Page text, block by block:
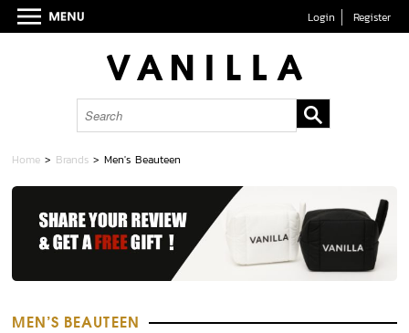
Login Register
Home > Brands >Men's Beauteen
MEN'S BEAUTEEN